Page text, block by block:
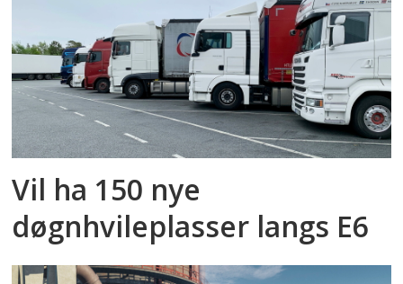
Vil ha 150 nye
døgnhvileplasser langs E6